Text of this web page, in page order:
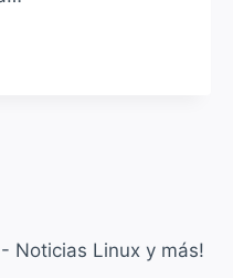
- Noticias Linux y más!